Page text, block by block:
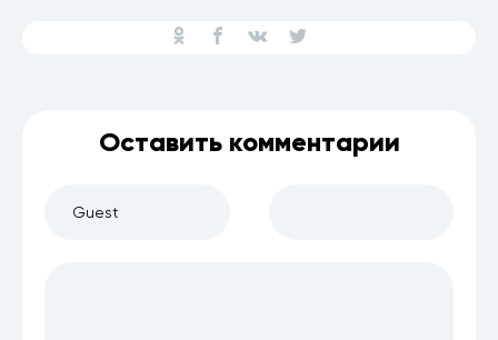
Оставить комментарии